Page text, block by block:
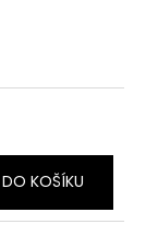
DO KOŠÍKU